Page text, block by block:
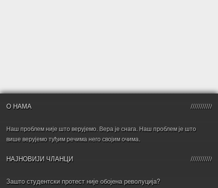
О НАМА
Наш проблем није што верујемо. Вера је снага. Наш проблем је што
више верујемо туђим речима него својим очима.
НАЈНОВИЈИ ЧЛАНЦИ
Зашто студентски протест није обојена револуција?